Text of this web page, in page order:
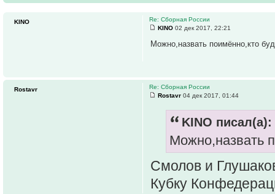
Re: Сборная России
KINO 02 дек 2017, 22:21
Можно,назвать поимённо,кто
KINO
Re: Сборная России
Rostavr 04 дек 2017, 01:44
KINO писал(а):
Можно,назвать
Смолов и
Кубку
Rostavr